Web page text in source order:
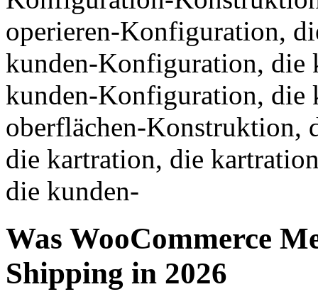
operieren-Konfiguration,
kunden-Konfiguration, die
kunden-Konfiguration, die
oberflächen-Konstruktion,
die kartration, die
die kunden-
Was WooCommerce
Shipping in 2026